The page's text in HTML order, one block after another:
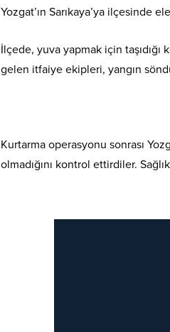
Yozgat’ın Sarıkaya’ya ilçesinde
İlçede, yuva yapmak için
gelen itfaiye ekipleri, yangın
Kurtarma operasyonu sonrası
olmadığını kontrol ettirdiler.